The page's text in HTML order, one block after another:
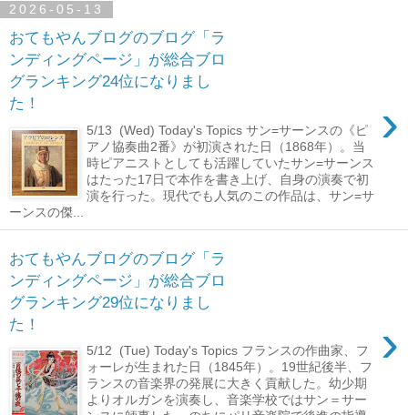
2026-05-13
おてもやんブログのブログ「ラ
ンディングページ」が総合ブロ
グランキング24位になりまし
た！
›
5/13 (Wed) Today's Topics サン=サーンスの《ピ
アノ協奏曲2番》が初演された日（1868年）。当
時ピアニストとしても活躍していたサン=サーンス
はたった17日で本作を書き上げ、自身の演奏で初
演を行った。現代でも人気のこの作品は、サン=サ
ーンスの傑...
おてもやんブログのブログ「ラ
ンディングページ」が総合ブロ
グランキング29位になりまし
た！
›
5/12 (Tue) Today's Topics フランスの作曲家、フ
ォーレが生まれた日（1845年）。19世紀後半、フ
ランスの音楽界の発展に大きく貢献した。幼少期
よりオルガンを演奏し、音楽学校ではサン＝サー